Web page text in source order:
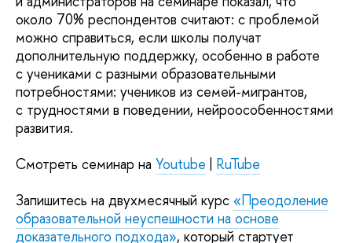
около 70% респондентов считают: с проблемой
можно справиться, если школы получат
дополнительную поддержку, особенно в работе
с учениками с разными образовательными
потребностями: учеников из семей-мигрантов,
с трудностями в поведении, нейроособенностями
развития.
Смотреть семинар на Youtube | RuTube
Запишитесь на двухмесячный курс «Преодоление
образовательной неуспешности на основе
доказательного подхода», который стартует